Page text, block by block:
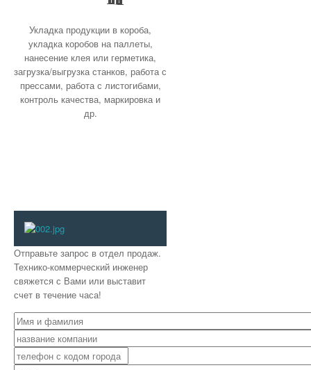
Укладка продукции в короба,
укладка коробов на паллеты,
нанесение клея или герметика,
загрузка/выгрузка станков, работа с
прессами, работа с листогибами,
контроль качества, маркировка и
др.
Отправьте запрос в отдел продаж.
Технико-коммерческий инженер
свяжется с Вами или выставит
счет в течение часа!